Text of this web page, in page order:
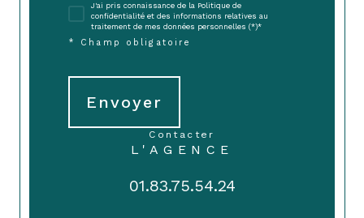
J'ai pris connaissance de la Politique de
confidentialité et des informations relatives au
traitement de mes données personnelles (*)*
* Champ obligatoire
Envoyer
contacter
L'AGENCE
01.83.75.54.24